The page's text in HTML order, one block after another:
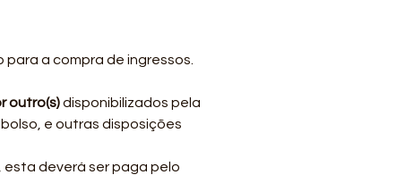
a compra de ingressos.
outro(s)disponibilizados pela
e outras disposições
esta deverá ser paga pelo